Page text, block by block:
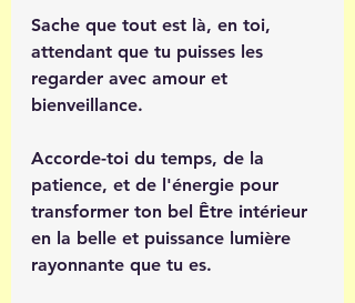
Sache que tout est là, en toi,
attendant que tu puisses les
regarder avec amour et
bienveillance.
Accorde-toi du temps, de la
patience, et de l'énergie pour
transformer ton bel Être intérieur
en la belle et puissance lumière
rayonnante que tu es.